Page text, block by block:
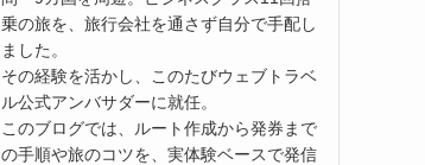
乗の旅を、旅行会社を通さず自分で手配し
ました。
その経験を活かし、このたびウェブトラベ
ル公式アンバサダーに就任。
このブログでは、ルート作成から発券まで
の手順や旅のコツを、実体験ベースで発信